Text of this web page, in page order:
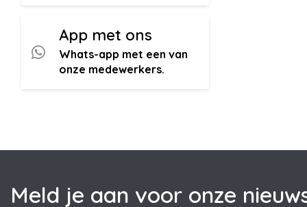
App met ons
Whats-app met een van
onze medewerkers.
Meld je aan voor onze